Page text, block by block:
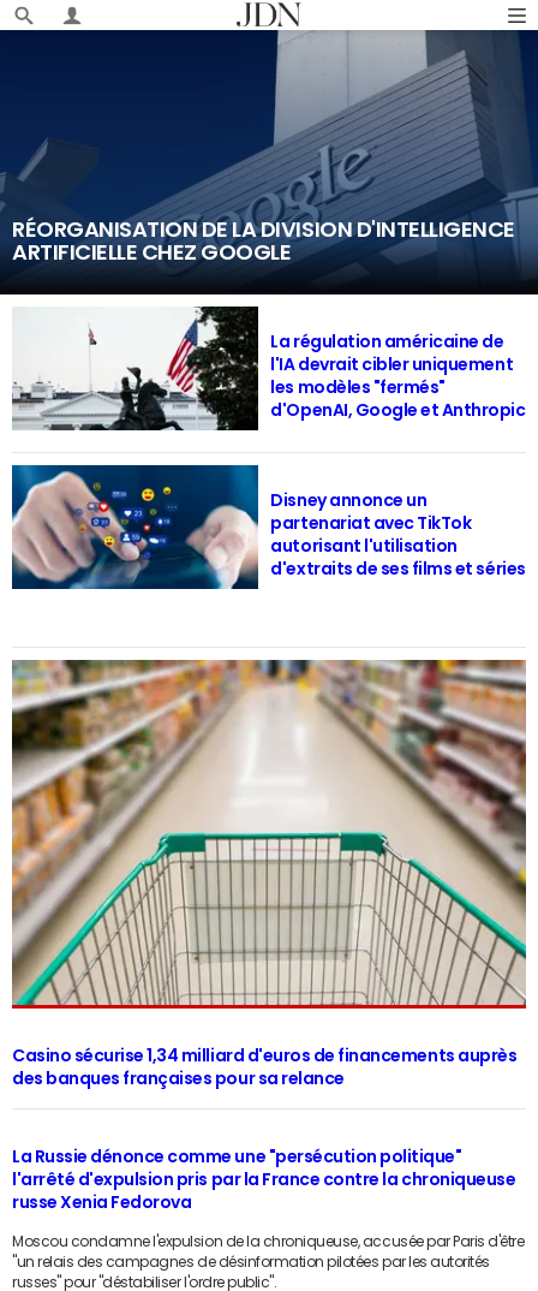
RÉORGANISATION DE LA DIVISION D'INTELLIGENCE
ARTIFICIELLE CHEZ GOOGLE
La régulation américaine de
l'IA devrait cibler uniquement
les modèles "fermés"
d'OpenAI, Google et Anthropic
Disney annonce un
partenariat avec TikTok
autorisant l'utilisation
d'extraits de ses films et séries
Casino sécurise 1,34 milliard d'euros de financements auprès
des banques françaises pour sa relance
La Russie dénonce comme une "persécution politique"
l'arrêté d'expulsion pris par la France contre la chroniqueuse
russe Xenia Fedorova
Moscou condamne l'expulsion de la chroniqueuse, accusée par Paris d'être
"un relais des campagnes de désinformation pilotées par les autorités
russes" pour "déstabiliser l'ordre public".